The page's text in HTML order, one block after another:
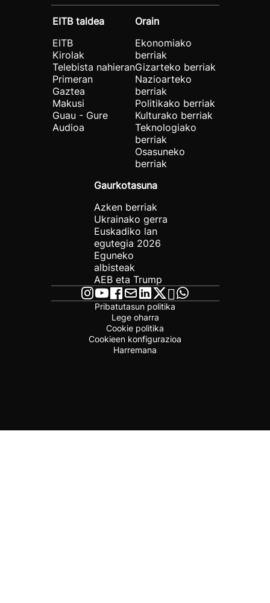
EITB taldea
EITB
Kirolak
Telebista nahieran
Primeran
Gaztea
Makusi
Guau - Gure
Audioa
Orain
Ekonomiako
berriak
Gizarteko berriak
Nazioarteko
berriak
Politikako berriak
Kulturako berriak
Teknologiako
berriak
Osasuneko
berriak
Gaurkotasuna
Azken berriak
Ukrainako gerra
Euskadiko lan
egutegia 2026
Eguneko
albisteak
AEB eta Trump
Pribatutasun politika
Lege oharra
Cookie politika
Cookieen konfigurazioa
Harremana